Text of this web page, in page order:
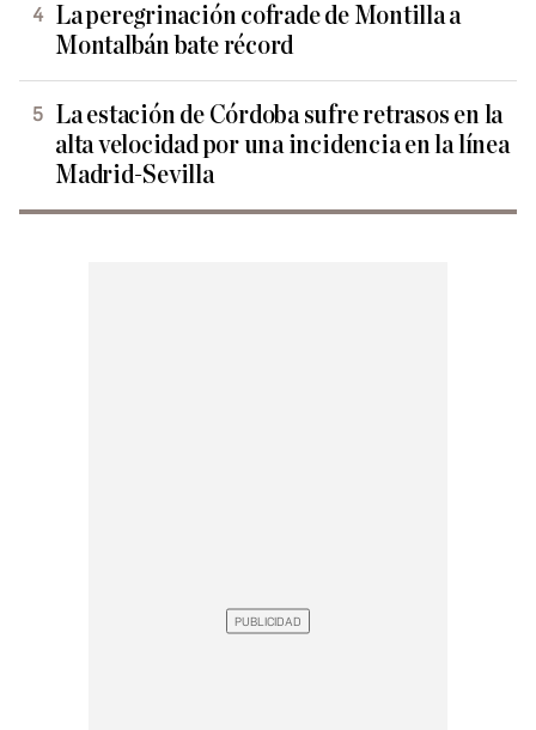
La peregrinación cofrade de Montilla a
Montalbán bate récord
La estación de Córdoba sufre retrasos en la
alta velocidad por una incidencia en la línea
Madrid-Sevilla